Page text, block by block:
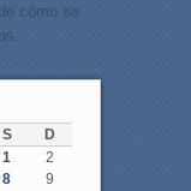
cómo se
S
D
1
2
8
9